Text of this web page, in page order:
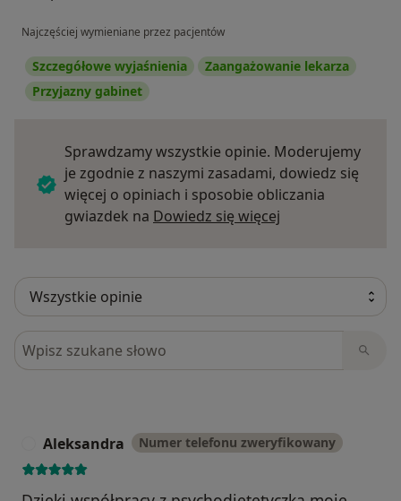
Najczęściej wymieniane przez pacjentów
Szczegółowe wyjaśnienia
Zaangażowanie lekarza
Przyjazny gabinet
Sprawdzamy wszystkie opinie. Moderujemy
je zgodnie z naszymi zasadami, dowiedz się
więcej o opiniach i sposobie obliczania
gwiazdek na Dowiedz się więcej
Szukaj w opiniach
Aleksandra Numer telefonu zweryfikowany